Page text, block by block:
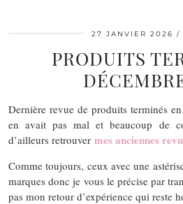
27 JANVIER 2026
PRODUITS
Dernière revue de produits terminés
en avait pas mal et beaucoup de
d’ailleurs retrouver mes anciennes
Comme toujours, ceux avec une
marques donc je vous le précise par
pas mon retour d’expérience qui reste